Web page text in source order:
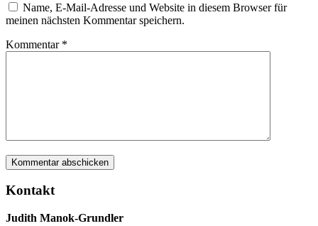
Name, E-Mail-Adresse und Website in diesem Browser für
meinen nächsten Kommentar speichern.
Kommentar *
Kontakt
Judith Manok-Grundler